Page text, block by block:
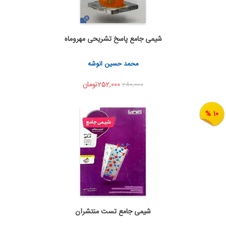
به من اطلاع بده
اشتراک گذاری
شیمی جامع پاسخ تشریحی مهروماه
محمد حسین انوشه
280,000
10 %
به من اطلاع بده
شیمی جامع تست منتشران